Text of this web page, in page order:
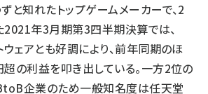
と知れたトップゲームメーカーで、2
年3月期第3四半期決算では、
ウェアとも好調により、前年同期のほ
の利益を叩き出している。一方2位の
企業のため一般知名度は任天堂